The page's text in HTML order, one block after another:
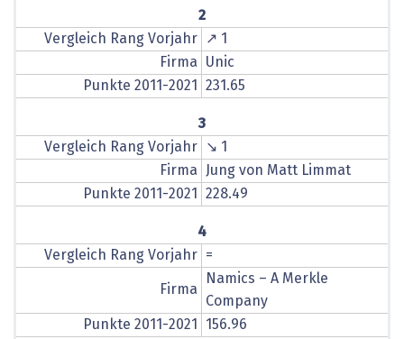
2
Vergleich Rang Vorjahr
↗ 1
Firma
Unic
Punkte 2011-2021
231.65
3
Vergleich Rang Vorjahr
↘ 1
Firma
Jung von Matt Limmat
Punkte 2011-2021
228.49
4
Vergleich Rang Vorjahr
=
Firma
Namics – A Merkle
Company
Punkte 2011-2021
156.96